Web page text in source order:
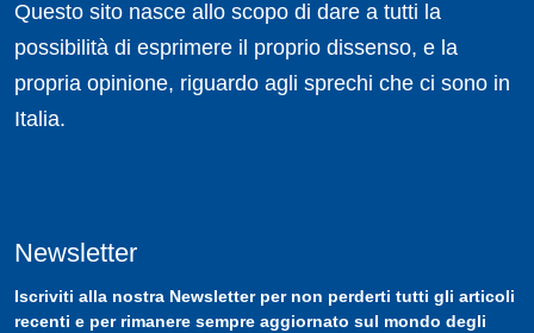
Questo sito nasce allo scopo di dare a tutti la
possibilità di esprimere il proprio dissenso, e la
propria opinione, riguardo agli sprechi che ci sono in
Italia.
Newsletter
Iscriviti alla nostra Newsletterper non perderti tutti gli articoli
recenti e per rimanere sempre aggiornato sul mondo degli